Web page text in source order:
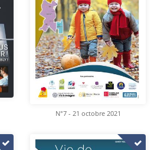
N°7 - 21 octobre 2021